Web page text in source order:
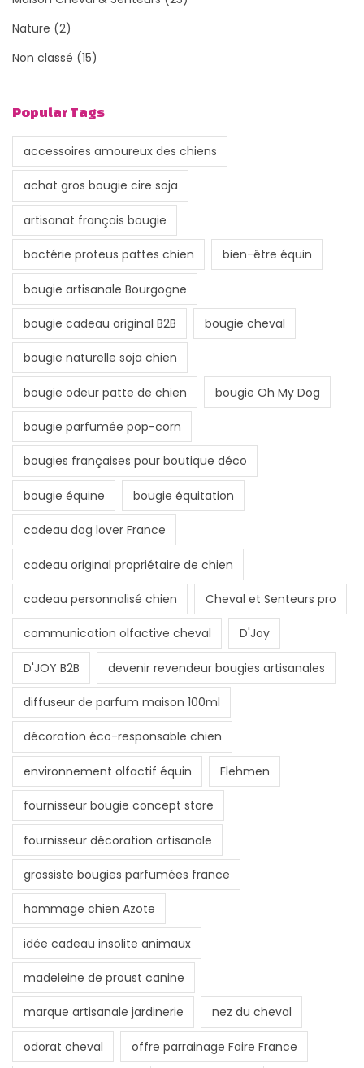
Nature (2)
Non classé (15)
Popular Tags
accessoires amoureux des chiens
achat gros bougie cire soja
artisanat français bougie
bactérie proteus pattes chien bien-être équin
bougie artisanale Bourgogne
bougie cadeau original B2B bougie cheval
bougie naturelle soja chien
bougie odeur patte de chien bougie Oh My Dog
bougie parfumée pop-corn
bougies françaises pour boutique déco
bougie équine bougie équitation
cadeau dog lover France
cadeau original propriétaire de chien
cadeau personnalisé chien Cheval et Senteurs pro
communication olfactive cheval D'Joy
D'JOY B2B devenir revendeur bougies artisanales
diffuseur de parfum maison 100ml
décoration éco-responsable chien
environnement olfactif équin Flehmen
fournisseur bougie concept store
fournisseur décoration artisanale
grossiste bougies parfumées france
hommage chien Azote
idée cadeau insolite animaux
madeleine de proust canine
marque artisanale jardinerie nez du cheval
odorat cheval offre parrainage Faire France